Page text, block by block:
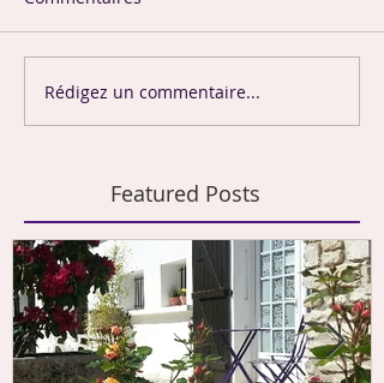
Rédigez un commentaire...
Featured Posts